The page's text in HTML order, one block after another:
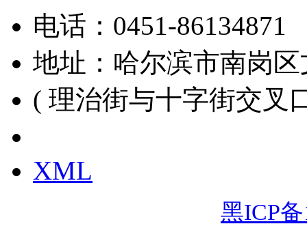
电话： 0451-86134871
地址：哈尔滨市南岗
( 理治街与十字街交叉
XML
黑ICP备